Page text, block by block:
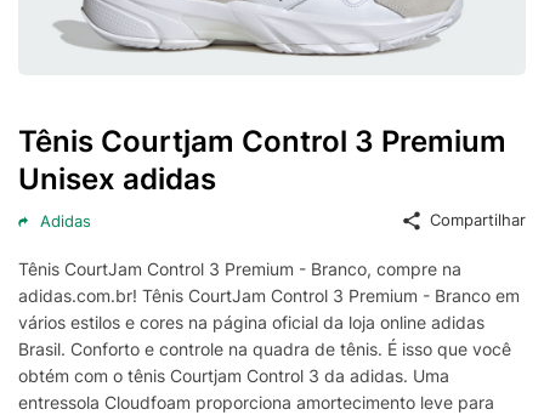
Tênis Courtjam Control 3 Premium
Unisex adidas
Adidas Compartilhar
Tênis CourtJam Control 3 Premium - Branco, compre na
adidas.com.br! Tênis CourtJam Control 3 Premium - Branco em
vários estilos e cores na página oficial da loja online adidas
Brasil. Conforto e controle na quadra de tênis. É isso que você
obtém com o tênis Courtjam Control 3 da adidas. Uma
entressola Cloudfoam proporciona amortecimento leve para